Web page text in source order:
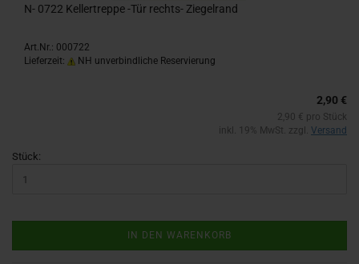
N- 0722 Kel­ler­trep­pe -Tür rechts-​​ Zie­gel­rand
Art.Nr.: 000722
Lieferzeit:
NH unverbindliche Reservierung
2,90 €
2,90 € pro Stück
inkl. 19% MwSt. zzgl. Versand
Stück:
IN DEN WARENKORB